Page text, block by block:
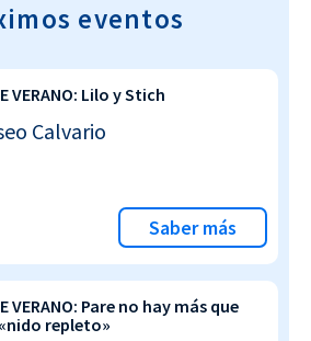
eventos
VERANO: Lilo y Stich
Calvario
Saber más
VERANO: Pare no hay más que
repleto»